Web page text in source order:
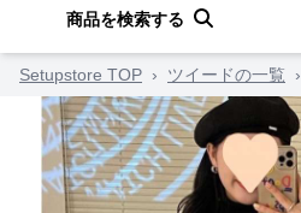
商品を検索する
Setupstore TOP › ツイードの一覧 ›